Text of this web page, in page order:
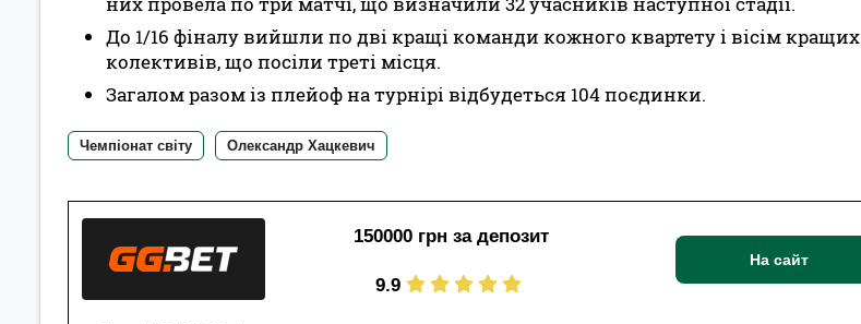
До 1/16 фіналу вийшли по дві кращі команди кожного квартету і вісім кращих
колективів, що посіли треті місця.
Загалом разом із плейоф на турнірі відбудеться 104 поєдинки.
Чемпіонат світу Олександр Хацкевич
150000 грн за депозит
9.9
На сайт